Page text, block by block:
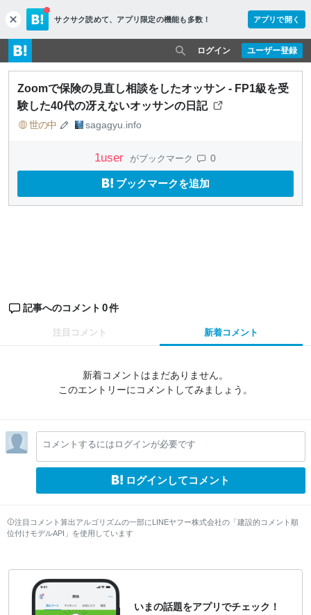
c
l
o
s
e
サクサク読めて、 アプリ限定の機能も多数！ アプリで開く
ユーザー登録
ログイン
Zoomで保険の見直し相談をしたオッサン - FP1級を受
験した40代の冴えないオッサンの日記
世の中 sagagyu.info
1user がブックマーク 0
ブックマークを追加
記事へのコメント 0件
注目コメント 新着コメント
新着コメントはまだありません。
このエントリーにコメントしてみましょう。
コメントするにはログインが必要です
ログインしてコメント
注目コメント算出アルゴリズムの一部にLINEヤフー株式会社の「建設的コメント順
位付けモデルAPI」を使用しています
いまの話題をアプリでチェック！